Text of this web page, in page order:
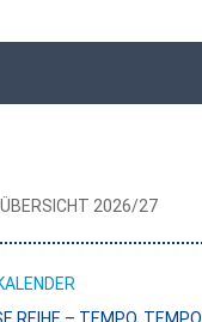
2026/27
REIHE – TEMPO, TEMPO!